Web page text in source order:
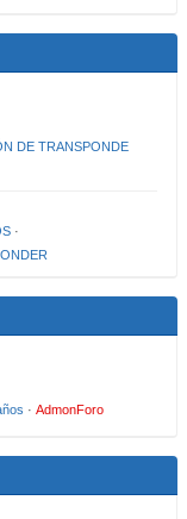
DE TRANSPONDE
·
· AdmonForo